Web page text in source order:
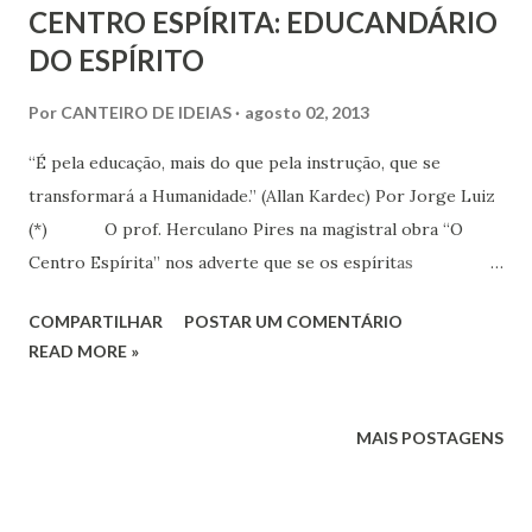
CENTRO ESPÍRITA: EDUCANDÁRIO
DO ESPÍRITO
Por CANTEIRO DE IDEIAS agosto 02, 2013
“É pela educação, mais do que pela instrução, que se
transformará a Humanidade.” (Allan Kardec) Por Jorge Luiz
(*) O prof. Herculano Pires na magistral obra “O
Centro Espírita” nos adverte que se os espíritas
do Centro Espírita, o Espiritismo seria o mais importante
movimento cultural e espiritual da Terra. Na obra, o autor
origens, seu sentido e a significação do Centro Espírita no
COMPARTILHAR
POSTAR UM COMENTÁRIO
READ MORE »
MAIS POSTAGENS